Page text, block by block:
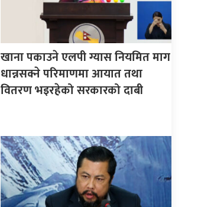
खाना पकाउने एलपी ग्यास नियमित माग
धान्नसक्ने परिमाणमा आयात तथा
वितरण भइरहेको सरकारको दाबी